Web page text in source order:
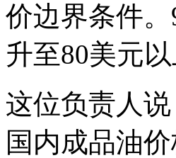
价边界条件
升至80美元
这位负责人
国内成品油